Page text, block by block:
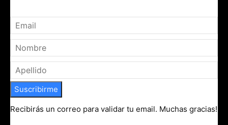
Suscribirme
Recibirás un correo para validar tu email. Muchas gracias!